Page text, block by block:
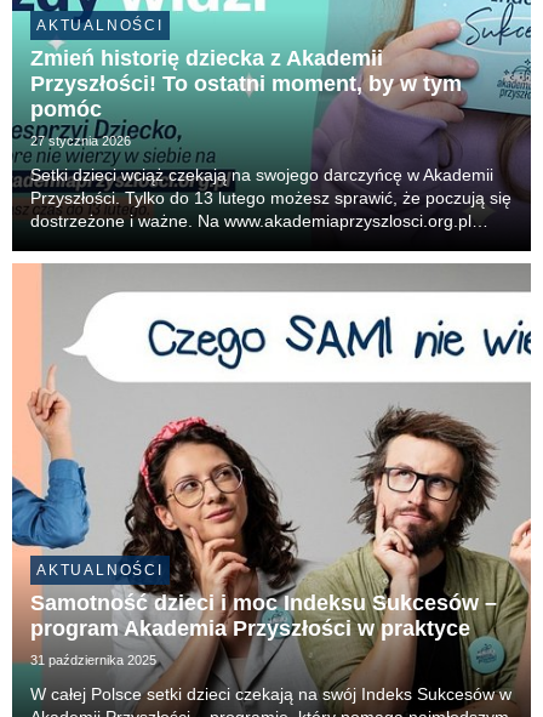
AKTUALNOŚCI
Zmień historię dziecka z Akademii
Przyszłości! To ostatni moment, by w tym
pomóc
27 stycznia 2026
Setki dzieci wciąż czekają na swojego darczyńcę w Akademii
Przyszłości. Tylko do 13 lutego możesz sprawić, że poczują się
dostrzeżone i ważne. Na www.akademiaprzyszlosci.org.pl
zdecyduj, komu pomóc. Wybiera...
AKTUALNOŚCI
Samotność dzieci i moc Indeksu Sukcesów –
program Akademia Przyszłości w praktyce
31 października 2025
W całej Polsce setki dzieci czekają na swój Indeks Sukcesów w